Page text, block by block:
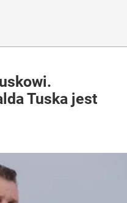
Tuska jest